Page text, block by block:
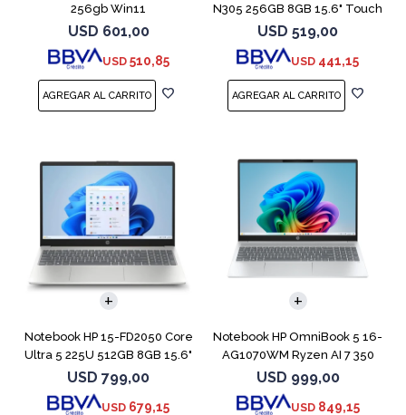
256gb Win11
USD 601,00
USD 510,85
N305 256GB 8GB 15.6" Touch
USD 519,00
USD 441,15
Notebook HP 15-FD2050 Core
Ultra 5 225U 512GB 8GB 15.6"
USD 799,00
USD 679,15
Notebook HP OmniBook 5 16-
AG1070WM Ryzen AI 7 350
512GB 16GB
USD 999,00
USD 849,15
COMPARAR